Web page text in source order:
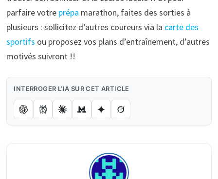
parfaire votre prépa marathon, faites des sorties à
plusieurs : sollicitez d’autres coureurs via la carte des
sportifs ou proposez vos plans d’entraînement, d’autres
motivés suivront !!
INTERROGER L’IA SUR CET ARTICLE